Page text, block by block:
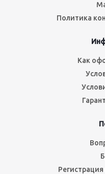
Политика
Как